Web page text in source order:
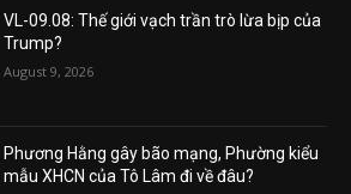
VL-09.08: Thế giới vạch trần trò lừa bịp của
Trump?
August 9, 2026
Phương Hằng gây bão mạng, Phường kiểu
mẫu XHCN của Tô Lâm đi về đâu?